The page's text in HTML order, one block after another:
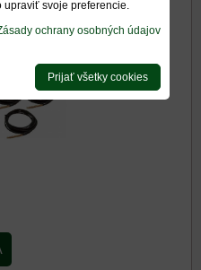
svoje preferencie.
ochrany osobných údajov
Prijať všetky cookies